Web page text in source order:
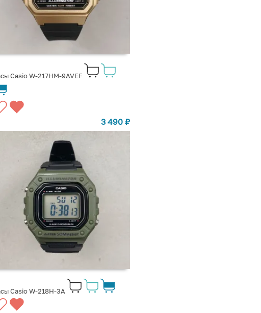
Casio W-217HM-9AVEF
3 490₽
Casio W-218H-3A